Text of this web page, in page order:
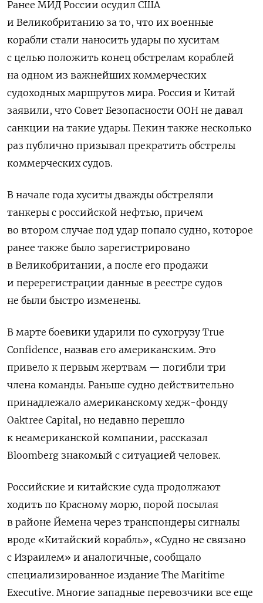
Ранее МИД России осудил США
и Великобританию за то, что их военные
корабли стали наносить удары по хуситам
с целью положить конец обстрелам кораблей
на одном из важнейших коммерческих
судоходных маршрутов мира. Россия и Китай
заявили, что Совет Безопасности ООН не давал
санкции на такие удары. Пекин также несколько
раз публично призывал прекратить обстрелы
коммерческих судов.
В начале года хуситы дважды обстреляли
танкеры с российской нефтью, причем
во втором случае под удар попало судно, которое
ранее также было зарегистрировано
в Великобритании, а после его продажи
и перерегистрации данные в реестре судов
не были быстро изменены.
В марте боевики ударили по сухогрузу True
Confidence, назвав его американским. Это
привело к первым жертвам — погибли три
члена команды. Раньше судно действительно
принадлежало американскому хедж-фонду
Oaktree Capital, но недавно перешло
к неамериканской компании, рассказал
Bloomberg знакомый с ситуацией человек.
Российские и китайские суда продолжают
ходить по Красному морю, порой посылая
в районе Йемена через транспондеры сигналы
вроде «Китайский корабль», «Судно не связано
с Израилем» и аналогичные, сообщало
специализированное издание The Maritime
Executive. Многие западные перевозчики все еще